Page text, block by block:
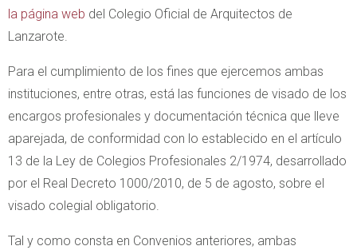
la página web del Colegio Oficial de Arquitectos de
Lanzarote.
Para el cumplimiento de los fines que ejercemos ambas
instituciones, entre otras, está las funciones de visado de los
encargos profesionales y documentación técnica que lleve
aparejada, de conformidad con lo establecido en el artículo
13 de la Ley de Colegios Profesionales 2/1974, desarrollado
por el Real Decreto 1000/2010, de 5 de agosto, sobre el
visado colegial obligatorio.
Tal y como consta en Convenios anteriores, ambas